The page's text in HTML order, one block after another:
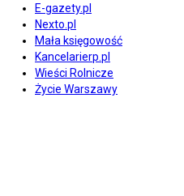
E-gazety.pl
Nexto.pl
Mała księgowość
Kancelarierp.pl
Wieści Rolnicze
Życie Warszawy